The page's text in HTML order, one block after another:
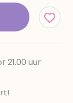
21.00 uur